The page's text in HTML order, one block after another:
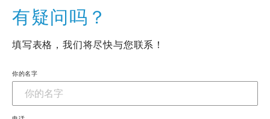
有疑问吗？
填写表格，我们将尽快与您联系！
你的名字